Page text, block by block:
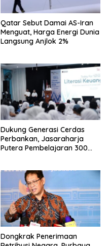
Qatar Sebut Damai AS-Iran
Menguat, Harga Energi Dunia
Langsung Anjlok 2%
Dukung Generasi Cerdas
Perbankan, Jasaraharja
Putera Pembelajaran 300
Dongkrak Penerimaan